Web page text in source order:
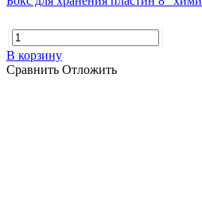
В корзину
Сравнить Отложить